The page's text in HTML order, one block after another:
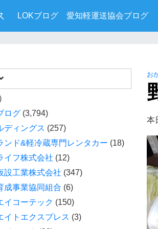
LOKブログ 愛知軽運送協会ブログ
ログ (3,794)
ディングス (257)
ンド&軽冷蔵専門レンタカー (18)
イフ株式会社 (12)
設工業株式会社 (347)
成事業協同組合 (6)
イコーテック (150)
イトエクスプレス (3)
お
本